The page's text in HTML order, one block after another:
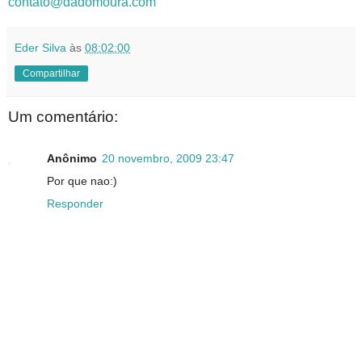
Eder Silva às 08:02:00
Compartilhar
Um comentário:
Anônimo 20 novembro, 2009 23:47
Por que nao:)
Responder